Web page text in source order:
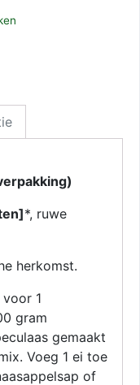
*, ruwe
herkomst.
1
gram
gemaakt
Voeg 1 ei toe
of